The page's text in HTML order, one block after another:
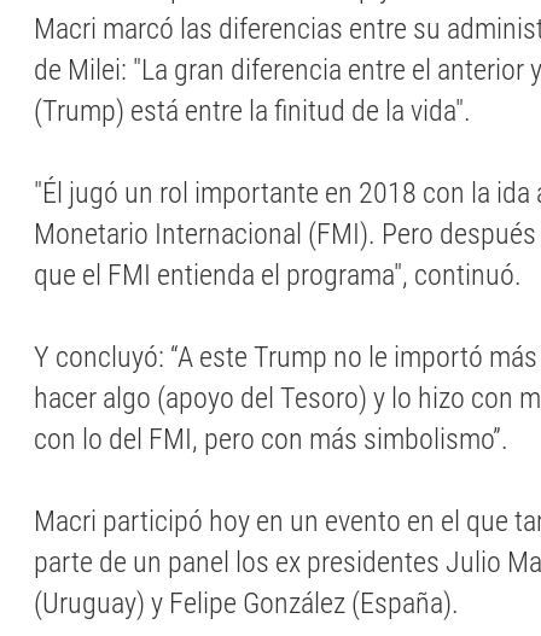
Macri marcó las diferencias entre su
de Milei: "La gran diferencia entre el anterior
(Trump) está entre la finitud de la vida".
"Él jugó un rol importante en 2018 con la ida
Monetario Internacional (FMI). Pero
que el FMI entienda el programa", continuó.
Y concluyó: “A este Trump no le importó
hacer algo (apoyo del Tesoro) y lo hizo con
con lo del FMI, pero con más simbolismo”.
Macri participó hoy en un evento en el que
parte de un panel los ex presidentes Julio
(Uruguay) y Felipe González (España).